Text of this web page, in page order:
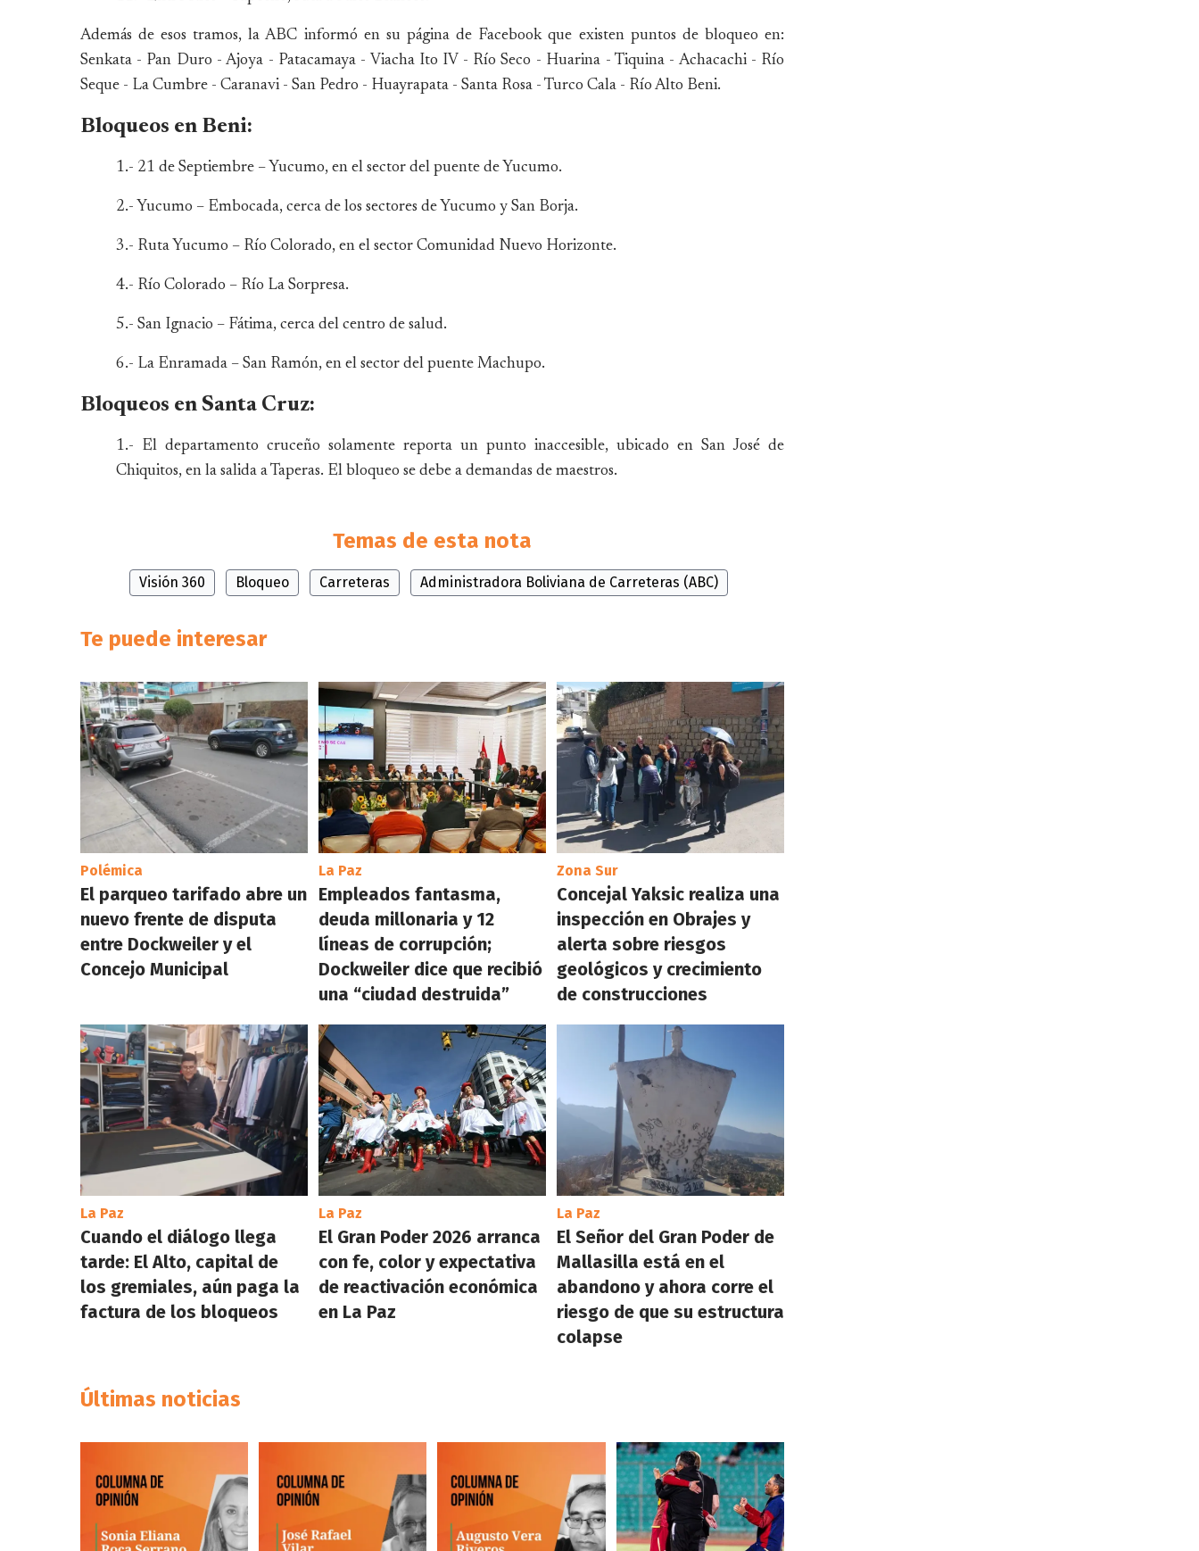
Además de esos tramos, la ABC informó en su página de Facebook que existen puntos de bloqueo en:
Senkata - Pan Duro - Ajoya - Patacamaya - Viacha Ito IV - Río Seco - Huarina - Tiquina - Achacachi - Río
Seque - La Cumbre - Caranavi - San Pedro - Huayrapata - Santa Rosa - Turco Cala - Río Alto Beni.
Bloqueos en Beni:
1.- 21 de Septiembre – Yucumo, en el sector del puente de Yucumo.
2.- Yucumo – Embocada, cerca de los sectores de Yucumo y San Borja.
3.- Ruta Yucumo – Río Colorado, en el sector Comunidad Nuevo Horizonte.
4.- Río Colorado – Río La Sorpresa.
5.- San Ignacio – Fátima, cerca del centro de salud.
6.- La Enramada – San Ramón, en el sector del puente Machupo.
Bloqueos en Santa Cruz:
1.- El departamento cruceño solamente reporta un punto inaccesible, ubicado en San José de
Chiquitos, en la salida a Taperas. El bloqueo se debe a demandas de maestros.
Temas de esta nota
Visión 360 Bloqueo Carreteras Administradora Boliviana de Carreteras (ABC)
Te puede interesar
Polémica
El parqueo tarifado abre un
nuevo frente de disputa
entre Dockweiler y el
Concejo Municipal
La Paz
Empleados fantasma,
deuda millonaria y 12
líneas de corrupción;
Dockweiler dice que recibió
una “ciudad destruida”
Zona Sur
Concejal Yaksic realiza una
inspección en Obrajes y
alerta sobre riesgos
geológicos y crecimiento
de construcciones
La Paz
Cuando el diálogo llega
tarde: El Alto, capital de
los gremiales, aún paga la
factura de los bloqueos
La Paz
El Gran Poder 2026 arranca
con fe, color y expectativa
de reactivación económica
en La Paz
La Paz
El Señor del Gran Poder de
Mallasilla está en el
abandono y ahora corre el
riesgo de que su estructura
colapse
Últimas noticias